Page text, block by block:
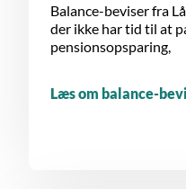
Balance-beviser fra
der ikke har tid til at
pensionsopsparing,
Læs om balance-